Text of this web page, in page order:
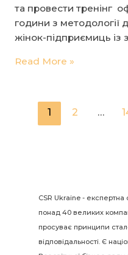
та провести тренінг
години з
жінок-підприємиць із
ГО
КСВ”
Read More »
Навігація
записів
1 2 …
CSR Ukraine - експертна
понад 40 великих
просуває принципи
відповідальності. Є